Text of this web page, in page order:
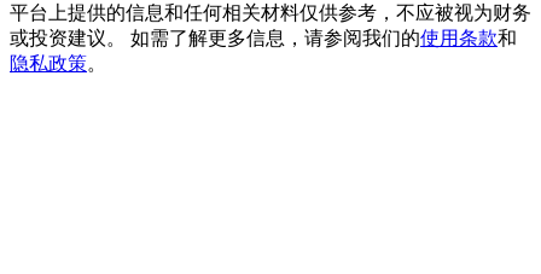
BitMart 用戶遷移專享
註冊&交易贏 500,000 USDT
平台上提供的信息和任何相关材料仅供参考，不应被视为财务
或投资建议。 如需了解更多信息，请参阅我们的使用条款和
隐私政策。